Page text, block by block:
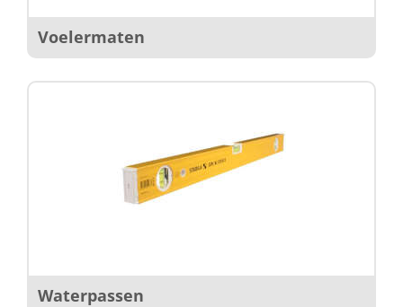
Voelermaten
Waterpassen